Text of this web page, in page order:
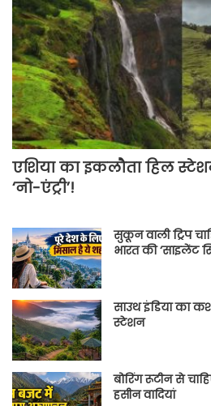
एशिया का इकलौता हिल
‘नो-एंट्री’!
सुकून वाली ट्रिप
भारत की ‘साइलेंट
साउथ इंडिया का
स्टेशन
बोरिंग रूटीन से
हसीन वादियां